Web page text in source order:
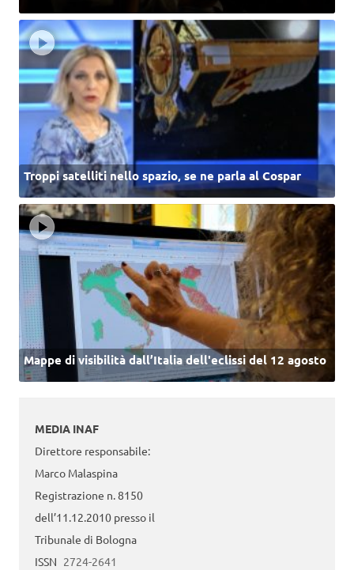
Troppi satelliti nello spazio, se ne parla al Cospar
Mappe di visibilità dall’Italia dell'eclissi del 12 agosto
MEDIA INAF
Direttore responsabile:
Marco Malaspina
Registrazione n. 8150
dell’11.12.2010 presso il
Tribunale di Bologna
ISSN 2724-2641